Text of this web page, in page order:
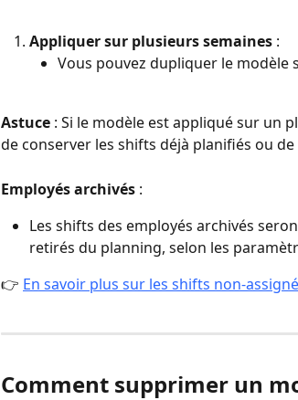
Appliquer sur plusieurs semaines :
Vous pouvez dupliquer le modèle
Astuce : Si le modèle est appliqué sur un
de conserver les shifts déjà planifiés ou
Employés archivés :
Les shifts des employés archivés
retirés du planning, selon les
👉 En savoir plus sur les shifts non-
Comment supprimer un